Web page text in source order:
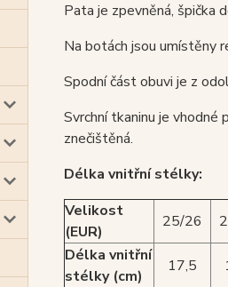
Pata je zpevněná, špička
Na botách jsou umístěny
Spodní část obuvi je z
Svrchní tkaninu je
znečištěná.
Délka vnitřní stélky:
Velikost
(EUR)
25/26
Délka vnitřní
stélky (cm)
17,5